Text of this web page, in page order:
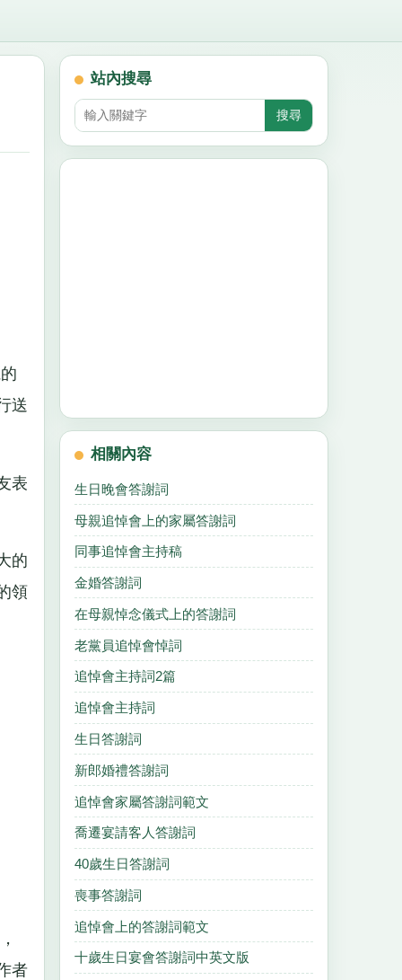
送
表
的
領
者
站內搜尋
相關內容
生日晚會答謝詞
母親追悼會上的家屬答謝詞
同事追悼會主持稿
金婚答謝詞
在母親悼念儀式上的答謝詞
老黨員追悼會悼詞
追悼會主持詞2篇
追悼會主持詞
生日答謝詞
新郎婚禮答謝詞
追悼會家屬答謝詞範文
喬遷宴請客人答謝詞
40歲生日答謝詞
喪事答謝詞
追悼會上的答謝詞範文
十歲生日宴會答謝詞中英文版